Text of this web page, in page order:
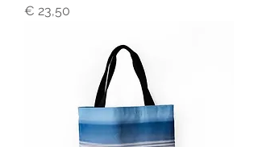
Prijs
€ 23,50